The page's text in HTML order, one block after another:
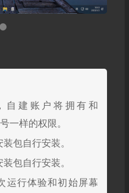
自建账户将拥有和
一样的权限。
包自行安装。
包自行安装。
运行体验和初始屏幕